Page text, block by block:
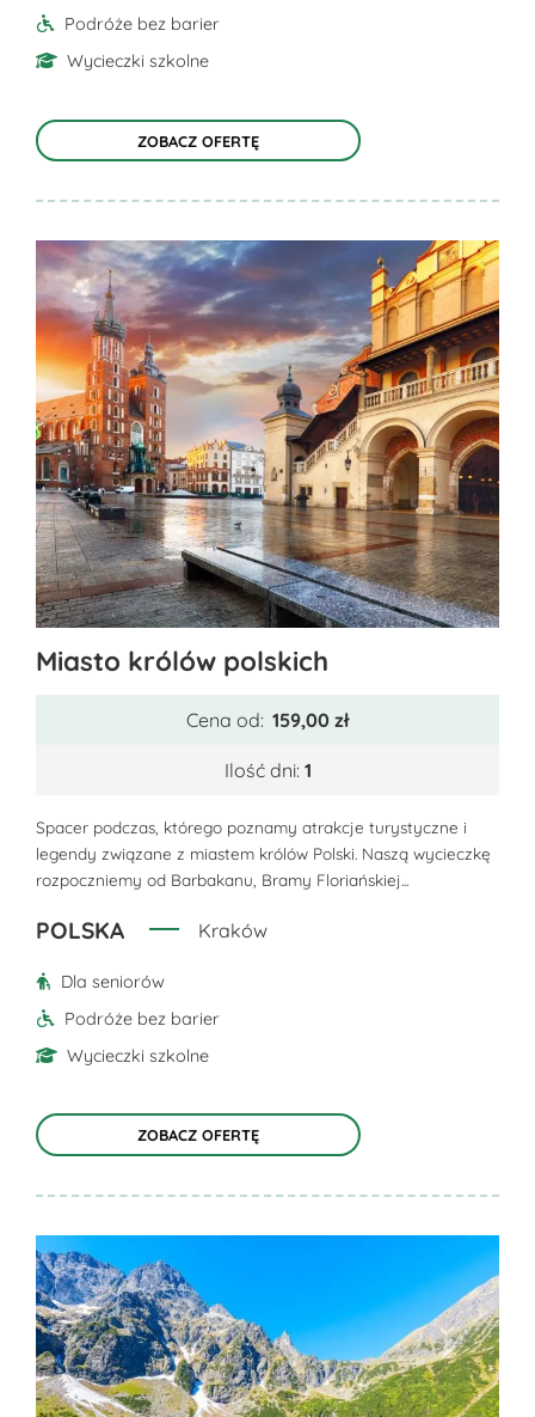
Podróże bez barier
Wycieczki szkolne
ZOBACZ OFERTĘ
produkt
można
wybrać
na
stronie
Miasto królów polskich
Cena od: 159,00 zł
Ilość dni: 1
Spacer podczas, którego poznamy atrakcje turystyczne i
legendy związane z miastem królów Polski. Naszą wycieczkę
rozpoczniemy od Barbakanu, Bramy Floriańskiej...
POLSKA Kraków
Dla seniorów
Podróże bez barier
Wycieczki szkolne
ZOBACZ OFERTĘ